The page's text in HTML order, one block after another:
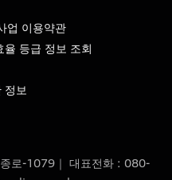
업 이용약관
율 등급 정보 조회
정보
로-1079｜ 대표전화 : 080-